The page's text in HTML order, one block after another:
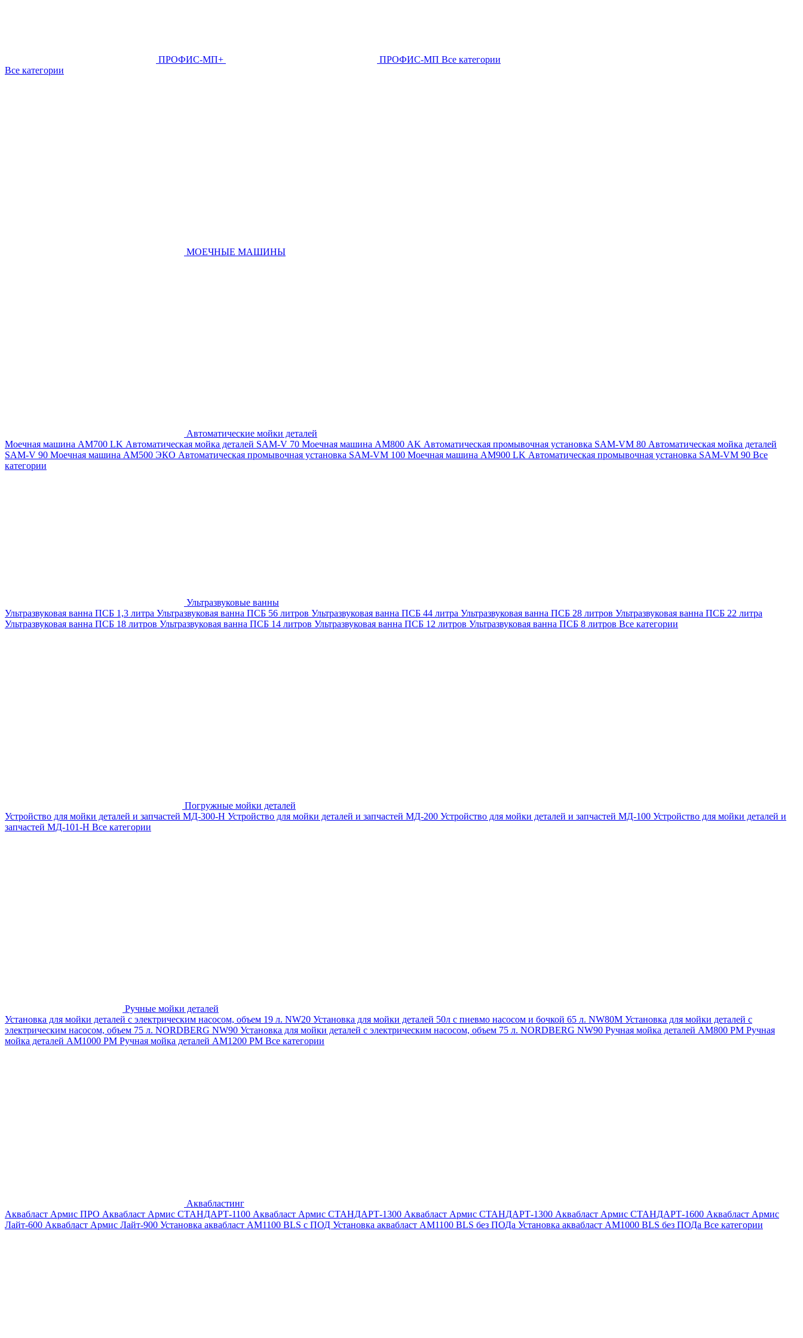
ПРОФИС-МП+ ПРОФИС-МП Все категории
Все категории
МОЕЧНЫЕ МАШИНЫ
Автоматические мойки деталей
Моечная машина AM700 LK Автоматическая мойка деталей SAM-V 70 Моечная машина АМ800 AK Автоматическая промывочная установка SAM-VM 80 Автоматическая мойка деталей
SAM-V 90 Моечная машина АМ500 ЭКО Автоматическая промывочная установка SAM-VM 100 Моечная машина AM900 LK Автоматическая промывочная установка SAM-VM 90 Все
категории
Ультразвуковые ванны
Ультразвуковая ванна ПСБ 1,3 литра Ультразвуковая ванна ПСБ 56 литров Ультразвуковая ванна ПСБ 44 литра Ультразвуковая ванна ПСБ 28 литров Ультразвуковая ванна ПСБ 22 литра
Ультразвуковая ванна ПСБ 18 литров Ультразвуковая ванна ПСБ 14 литров Ультразвуковая ванна ПСБ 12 литров Ультразвуковая ванна ПСБ 8 литров Все категории
Погружные мойки деталей
Устройство для мойки деталей и запчастей МД-300-H Устройство для мойки деталей и запчастей МД-200 Устройство для мойки деталей и запчастей МД-100 Устройство для мойки деталей и
запчастей МД-101-Н Все категории
Ручные мойки деталей
Установка для мойки деталей с электрическим насосом, объем 19 л. NW20 Установка для мойки деталей 50л с пневмо насосом и бочкой 65 л. NW80M Установка для мойки деталей с
электрическим насосом, объем 75 л. NORDBERG NW90 Установка для мойки деталей с электрическим насосом, объем 75 л. NORDBERG NW90 Ручная мойка деталей АМ800 РМ Ручная
мойка деталей АМ1000 РМ Ручная мойка деталей АМ1200 РМ Все категории
Аквабластинг
Аквабласт Армис ПРО Аквабласт Армис СТАНДАРТ-1100 Аквабласт Армис СТАНДАРТ-1300 Аквабласт Армис СТАНДАРТ-1300 Аквабласт Армис СТАНДАРТ-1600 Аквабласт Армис
Лайт-600 Аквабласт Армис Лайт-900 Установка аквабласт AM1100 BLS с ПОД Установка аквабласт AM1100 BLS без ПОДа Установка аквабласт AM1000 BLS без ПОДа Все категории